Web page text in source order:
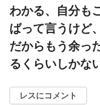
わかる、自分も
ばって言うけど
だからもう余っ
るくらいしかな
レスにコメント